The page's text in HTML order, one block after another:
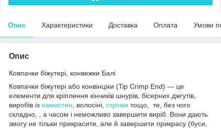
Опис Характеристики Доставка Оплата Умови
Опис
Ковпачки біжутері, конвежки Балі
Ковпачки біжутері або конвінціки (Tip Crimp End) — це
елементи для кріплення кінчиків шнурів, бісерних джгутів,
виробів із намистин , волосіні, стрічки тощо, те, без чого
складно, , а часом і неможливо завершити виріб. Вони дають
змогу не тільки прикрасити, але й завершити прикрасу (буси,